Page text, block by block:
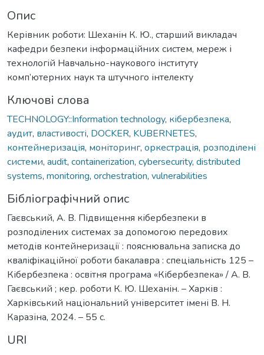
Опис
Керівник роботи: Шеханін К. Ю., старший викладач
кафедри безпеки інформаційних систем, мереж і
технологій Навчально-наукового інституту
комп’ютерних наук та штучного інтелекту
Ключові слова
TECHNOLOGY::Information technology, кібербезпека,
аудит, властивості, DOCKER, KUBERNETES,
контейнеризація, моніторинг, оркестрація, розподілені
системи, audit, containerization, cybersecurity, distributed
systems, monitoring, orchestration, vulnerabilities
Бібліографічний опис
Гаєвський, А. В. Підвищення кібербезпеки в
розподілених системах за допомогою передових
методів контейнеризації : пояснювальна записка до
кваліфікаційної роботи бакалавра : спеціальність 125 –
Кібербезпека : освітня програма «Кібербезпека» / А. В.
Гаєвський ; кер. роботи К. Ю. Шеханін. – Харків :
Харківський національний університет імені В. Н.
Каразіна, 2024. – 55 с.
URI